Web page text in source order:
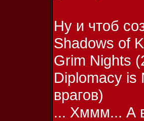
Ну и чтоб
Shadows of
Grim Nights
Diplomacy is
врагов)
... Хммм... А